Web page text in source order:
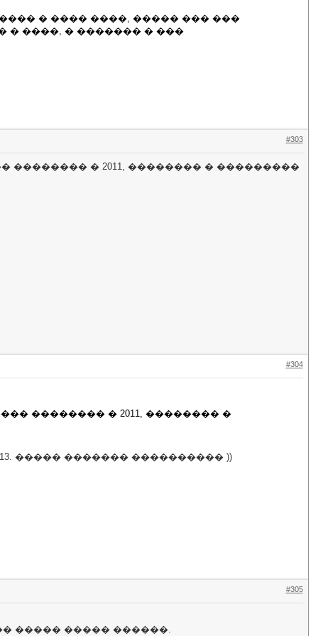
� ���� ����, ����� ��� ���
� ����, � ������� � ���
#303
� 2011, �������� � ���������
#304
�������� � 2011, �������� �
����� ������� ���������� ))
#305
����� ����� ������.